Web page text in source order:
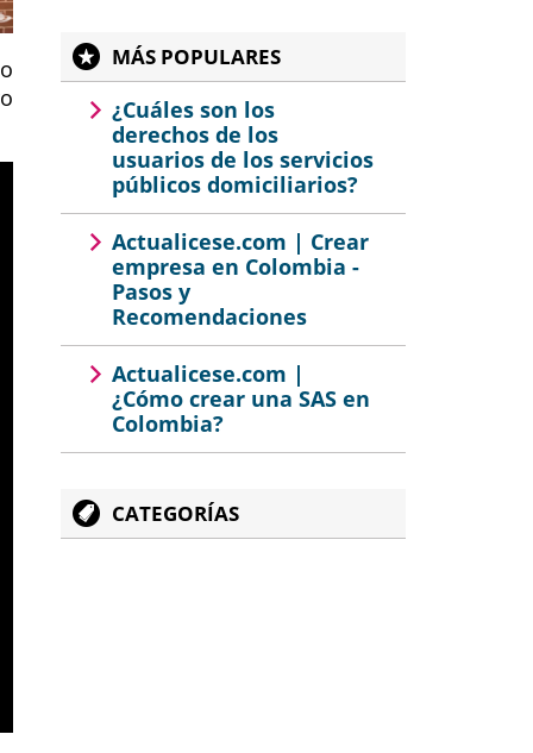
MÁS POPULARES
¿Cuáles son los
derechos de los
usuarios de los servicios
públicos domiciliarios?
Actualicese.com | Crear
empresa en Colombia -
Pasos y
Recomendaciones
Actualicese.com |
¿Cómo crear una SAS en
Colombia?
CATEGORÍAS